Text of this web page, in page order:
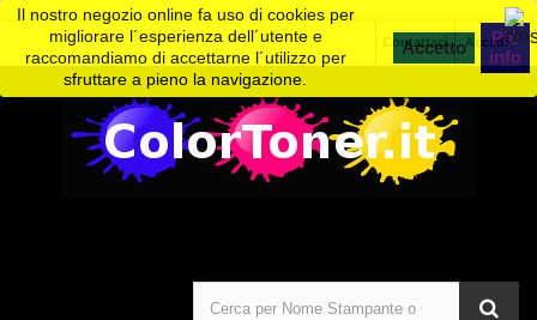
Accedi
Contattaci
Il nostro negozio online fa uso di cookies per
migliorare l´esperienza dell´utente e
raccomandiamo di accettarne l´utilizzo per
sfruttare a pieno la navigazione.
Piú
info